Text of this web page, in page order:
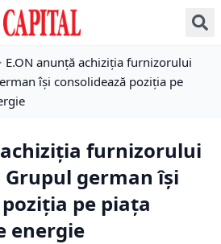
E.ON anunță achiziția furnizorului
își consolidează poziția pe
furnizorului
Grupul german își
pe piața
energie